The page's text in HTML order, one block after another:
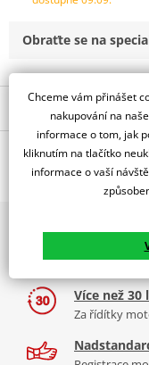
Obraťte se na
Popis a parametry
Jsme autorizovaný
dealer značky PUIG
Support M.E.M. For
Manuální regulační
zlepší výkon a
celou dobu jízdy.
postranních
nářadí. Plexisklo je
Aerodynamickou
silnicích nebo naopak
montáž je jednoduchá
O výrobci
PUIG byl založen v roce
Granollers poblíž
dělí na 3 části:
let se účastní
naší nabídce naleznete
padací protektory a
Zobrazit všechny
2x
9 značek
díly, to vše v
Více než
Za řídítky
Chceme vám přinášet
nakupování na
informace o tom, jak
kliknutím na tlačítko
informace o vaší